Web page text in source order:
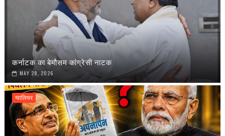
कर्नाटक का बेमौसम कांग्रेसी नाटक
MAY 28, 2026
ग्वालियर